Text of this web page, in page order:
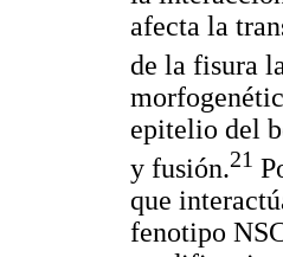
afecta la
de la fisura
epitelio del
y fusión.21
que
fenotipo